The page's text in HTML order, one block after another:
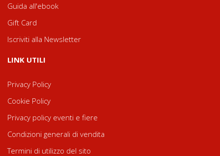
Guida all'ebook
Gift Card
Iscriviti alla Newsletter
LINK UTILI
Privacy Policy
Cookie Policy
Privacy policy eventi e fiere
Condizioni generali di vendita
Termini di utilizzo del sito